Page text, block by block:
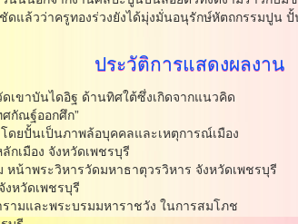
แล้วว่าครูทองร่วงยังได้มุ่งมั่นอนุรักษ์หัตถกรรมปูน
ประวัติการแสดงผลงาน
ดเขาบันไดอิฐ ด้านทิศใต้ซึ่งเกิดจากแนวคิด
อกศึก”
ร โดยปั้นเป็นภาพล้อบุคคลและเหตุการณ์เ
มือง จังหวัดเพชรบุรี
พระวิหารวัดมหาธาตุวรวิหาร จังหวัดเพชรบุรี
หวัดเพชรบุรี
ดารามและพระบรมมหาราชวัง ในการส